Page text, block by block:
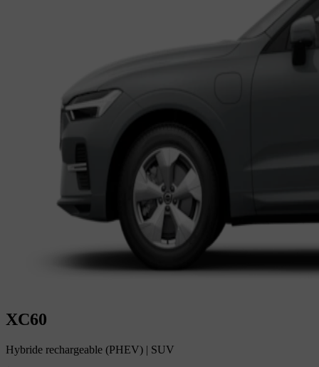
XC60
Hybride rechargeable (PHEV) | SUV